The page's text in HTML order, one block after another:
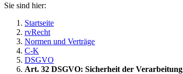
Sie sind hier:
Startseite
rvRecht
Normen und Verträge
C-K
DSGVO
Art. 32 DSGVO: Sicherheit der Verarbeitung